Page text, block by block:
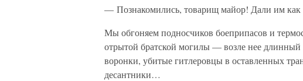
— Познакомились, товарищ майор! Дали им как
Мы обгоняем подносчиков боеприпасов и
отрытой братской могилы — возле нее
воронки, убитые гитлеровцы в оставленных
десантники…